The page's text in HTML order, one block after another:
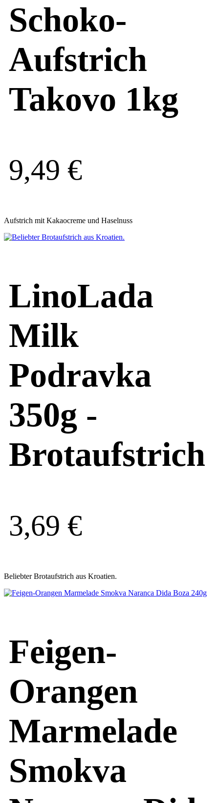
Schoko-
Aufstrich
Takovo 1kg
9,49 €
Aufstrich mit Kakaocreme und Haselnuss
LinoLada
Milk
Podravka
350g -
Brotaufstrich
3,69 €
Beliebter Brotaufstrich aus Kroatien.
Feigen-
Orangen
Marmelade
Smokva